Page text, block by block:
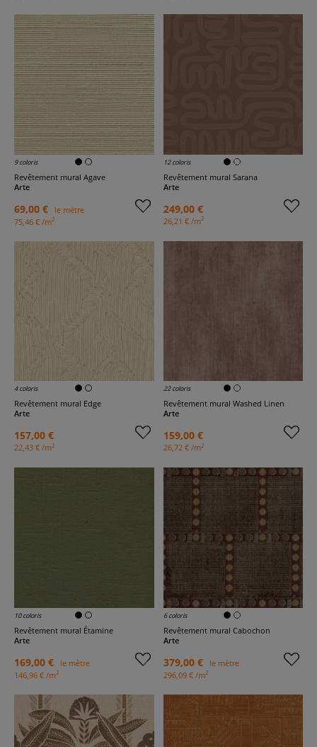
9 coloris
Revêtement mural Agave
Arte
69,00 €
le mètre
75,46 € /m2
12 coloris
Revêtement mural Sarana
Arte
249,00 €
26,21 € /m2
4 coloris
Revêtement mural Edge
Arte
157,00 €
22,43 € /m2
22 coloris
Revêtement mural Washed Linen
Arte
159,00 €
26,72 € /m2
10 coloris
Revêtement mural Étamine
Arte
169,00 €
le mètre
146,96 € /m2
6 coloris
Revêtement mural Cabochon
Arte
379,00 €
le mètre
296,09 € /m2